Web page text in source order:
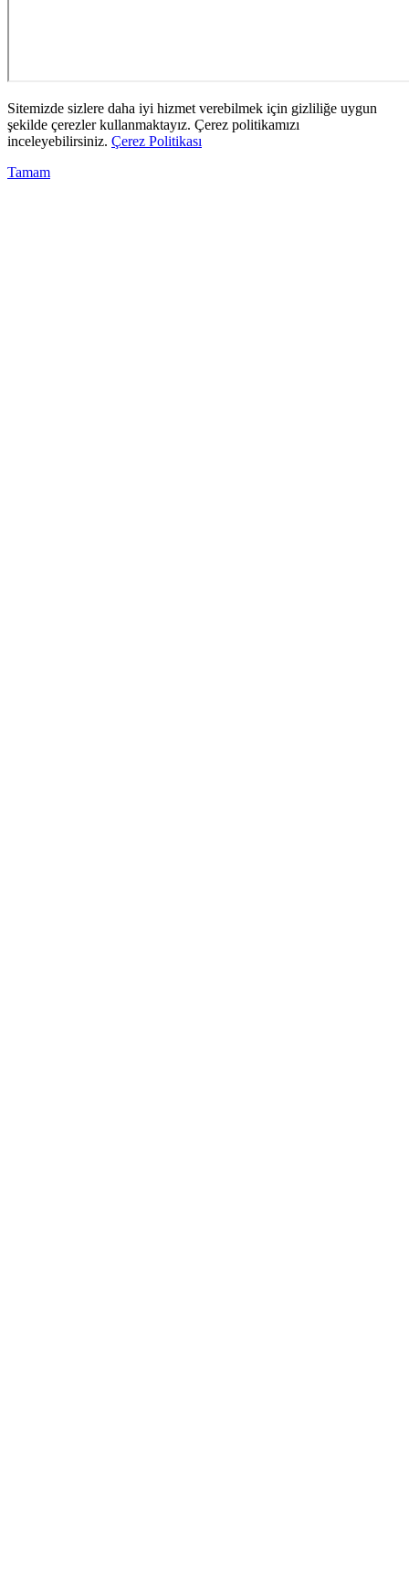
Sitemizde sizlere daha iyi hizmet verebilmek için gizliliğe uygun
şekilde çerezler kullanmaktayız. Çerez politikamızı
inceleyebilirsiniz. Çerez Politikası
Tamam